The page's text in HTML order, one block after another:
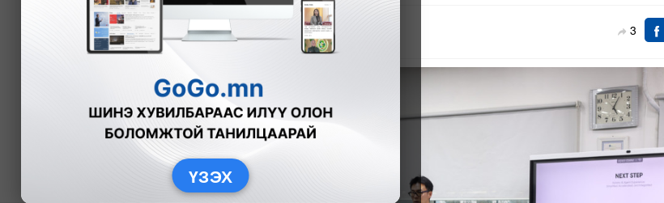
ҮЗЭХ
Э.Энхмаа Эдийн засаг 2024-12-06 3